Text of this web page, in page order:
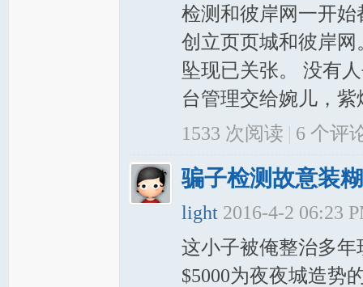
检测和彼岸网一开
创立页页城和彼岸
坠现已关张。 没有
台管理交给婉儿，
1533 次阅读 | 6个评
骗子检测故意装
light 2016-4-2 06:23
这小子被俺整治多
$5000为夜夜城造势